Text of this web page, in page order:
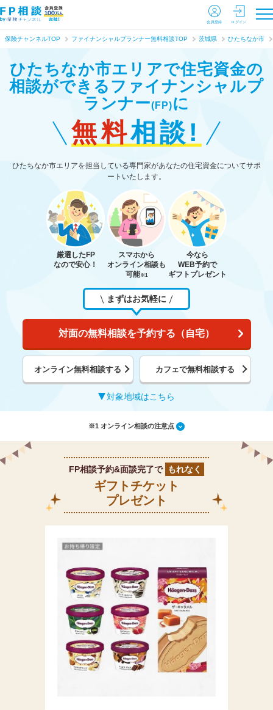
会員登録 ログイン
保険チャンネルTOP ファイナンシャルプランナー無料相談TOP 茨城県 ひたちなか市
ひたちなか市エリアで住宅資金の
相談ができる ファイナンシャルプ
ランナー(FP)に
無料相談!
ひたちなか市エリアを担当している専門家があなたの住宅資金についてサポ
ートいたします。
厳選したFP
なので安心！
スマホから
オンライン相談も
可能※1
今なら
WEB予約で
ギフトプレゼント
まずはお気軽に
対面の無料相談を予約する（自宅）
オンライン無料相談する カフェで無料相談する
対象地域はこちら
※1 オンライン相談の注意点
FP相談予約&面談完了で もれなく
ギフトチケット
プレゼント